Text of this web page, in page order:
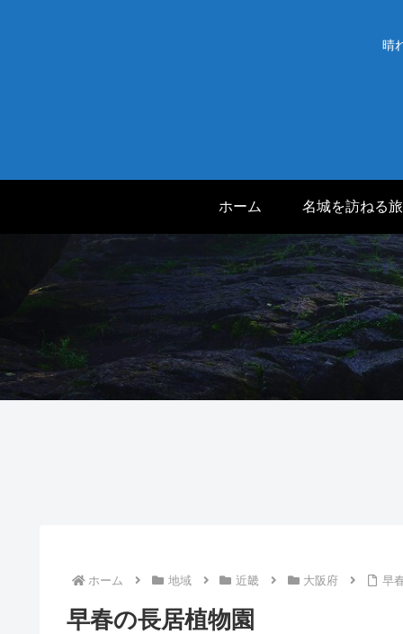
晴
ホーム 名城を訪ねる旅
ホーム 地域 近畿 大阪府 早
早春の長居植物園